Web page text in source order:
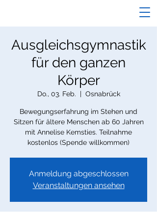
Ausgleichsgymnastik
für den ganzen
Körper
Do., 03. Feb.
  |
Osnabrück
Bewegungserfahrung im Stehen und
Sitzen für ältere Menschen ab 60 Jahren
mit Annelise Kemsties. Teilnahme
kostenlos (Spende willkommen)
Anmeldung abgeschlossen
Veranstaltungen ansehen